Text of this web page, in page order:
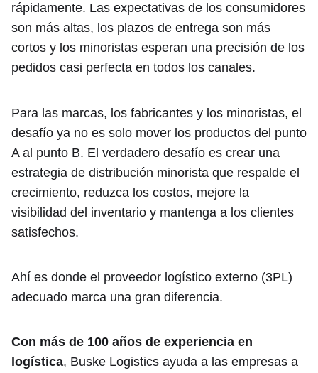
rápidamente. Las expectativas de los consumidores
son más altas, los plazos de entrega son más
cortos y los minoristas esperan una precisión de los
pedidos casi perfecta en todos los canales.
Para las marcas, los fabricantes y los minoristas, el
desafío ya no es solo mover los productos del punto
A al punto B. El verdadero desafío es crear una
estrategia de distribución minorista que respalde el
crecimiento, reduzca los costos, mejore la
visibilidad del inventario y mantenga a los clientes
satisfechos.
Ahí es donde el proveedor logístico externo (3PL)
adecuado marca una gran diferencia.
Con más de 100 años de experiencia en
logística, Buske Logistics ayuda a las empresas a